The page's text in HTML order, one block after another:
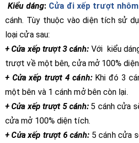
Kiểu dáng: Cửa đi xếp trượt
cánh. Tùy thuộc vào diện tích sử
loại cửa sau:
+ Cửa xếp trượt 3 cánh: Với kiểu
trượt về một bên, cửa mở 100%
+ Cửa xếp trượt 4 cánh: Khi đó 3
một bên và 1 cánh mở bên còn lại.
+ Cửa xếp trượt 5 cánh: 5 cánh cửa
cửa mở 100% diện tích.
+ Cửa xếp trượt 6 cánh: 5 cánh cửa